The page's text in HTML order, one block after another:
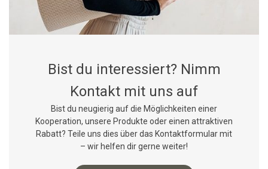
Bist du interessiert? Nimm
Kontakt mit uns auf
Bist du neugierig auf die Möglichkeiten einer
Kooperation, unsere Produkte oder einen attraktiven
Rabatt? Teile uns dies über das Kontaktformular mit
– wir helfen dir gerne weiter!